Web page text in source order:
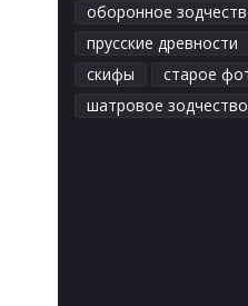
оборонное
прусские древности
скифы
старое
шатровое зодчество